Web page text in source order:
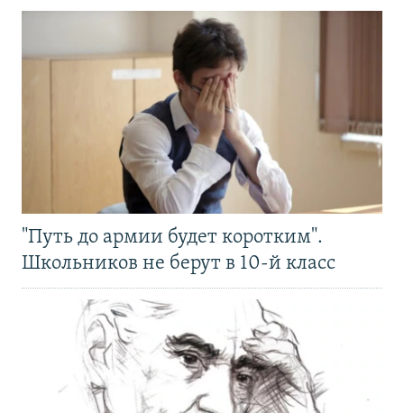
"Путь до армии будет коротким".
Школьников не берут в 10-й класс